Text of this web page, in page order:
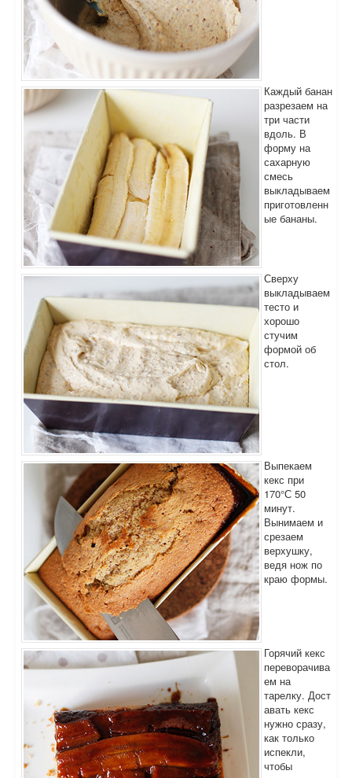
Каждый банан
разрезаем на
три части
вдоль. В
форму на
сахарную
смесь
выкладываем
приготовленн
ые бананы.
Сверху
выкладываем
тесто и
хорошо
стучим
формой об
стол.
Выпекаем
кекс при
170°С 50
минут.
Вынимаем и
срезаем
верхушку,
ведя нож по
краю формы.
Горячий кекс
переворачива
ем на
тарелку. Дост
авать кекс
нужно сразу,
как только
испекли,
чтобы